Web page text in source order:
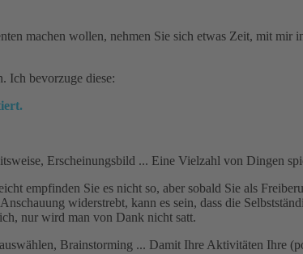
machen wollen, nehmen Sie sich etwas Zeit, mit mir
Ich bevorzuge diese:
Erscheinungsbild ... Eine Vielzahl von Dingen
empfinden Sie es nicht so, aber sobald Sie als
widerstrebt, kann es sein, dass die
nur wird man von Dank nicht satt.
Brainstorming ... Damit Ihre Aktivitäten Ihre